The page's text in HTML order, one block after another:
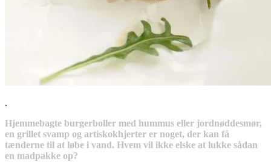
.
Hjemmebagte burgerboller med hummus eller jordnøddesmør,
en grillet svamp og artiskokhjerter er noget, der kan få
tænderne til at løbe i vand. Hvem vil ikke elske at lukke sådan
en madpakke op?